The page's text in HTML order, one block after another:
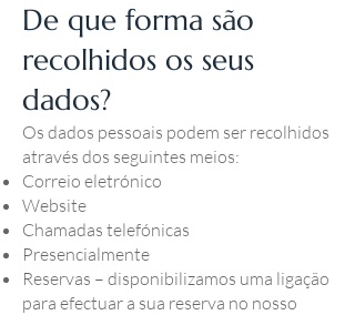
De que forma são
recolhidos os seus
dados?
Os dados pessoais podem ser recolhidos
através dos seguintes meios:
Correio eletrónico
Website
Chamadas telefónicas
Presencialmente
Reservas – disponibilizamos uma ligação
para efectuar a sua reserva no nosso